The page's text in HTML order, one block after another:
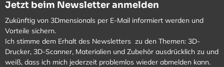
Jetzt beim Newsletter anmelden
Zukünftig von 3Dmensionals per E-Mail informiert werden und
Vorteile sichern.
Ich stimme dem Erhalt des Newsletters zu den Themen: 3D-
Drucker, 3D-Scanner, Materialien und Zubehör ausdrücklich zu und
weiß, dass ich mich jederzeit problemlos wieder abmelden kann.